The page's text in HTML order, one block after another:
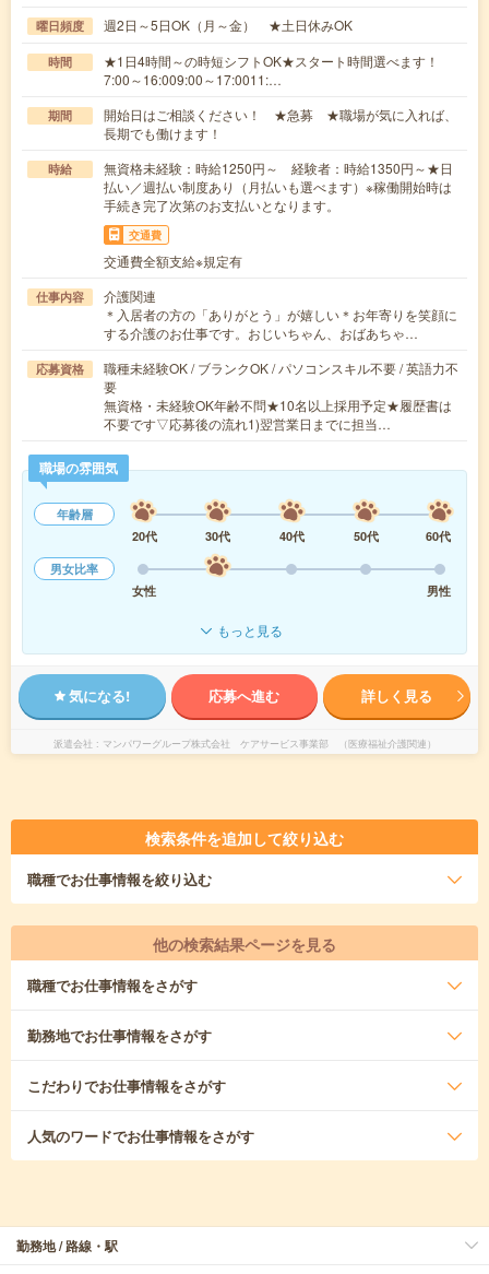
曜日頻度 週2日～5日OK（月～金） ★土日休みOK
時間
★1日4時間～の時短シフトOK★スタート時間選べます！
7:00～16:009:00～17:0011:…
期間
開始日はご相談ください！ ★急募 ★職場が気に入れば、
長期でも働けます！
時給
無資格未経験：時給1250円～ 経験者：時給1350円～★日
払い／週払い制度あり（月払いも選べます）※稼働開始時は
手続き完了次第のお支払いとなります。
交通費
交通費全額支給※規定有
仕事内容
介護関連
＊入居者の方の「ありがとう」が嬉しい＊お年寄りを笑顔に
する介護のお仕事です。おじいちゃん、おばあちゃ…
応募資格
職種未経験OK / ブランクOK / パソコンスキル不要 / 英語力不
要
無資格・未経験OK年齢不問★10名以上採用予定★履歴書は
不要です▽応募後の流れ1)翌営業日までに担当…
職場の雰囲気
年齢層
20代
30代 40代 50代
60代
男女比率
女性
男性
もっと見る
気になる! 応募へ進む 詳しく見る
派遣会社 マンパワーグループ株式会社 ケアサービス事業部 （医療福祉介護関連）
検索条件を追加して絞り込む
職種でお仕事情報を絞り込む
他の検索結果ページを見る
職種でお仕事情報をさがす
勤務地でお仕事情報をさがす
こだわりでお仕事情報をさがす
人気のワードでお仕事情報をさがす
勤務地 / 路線・駅